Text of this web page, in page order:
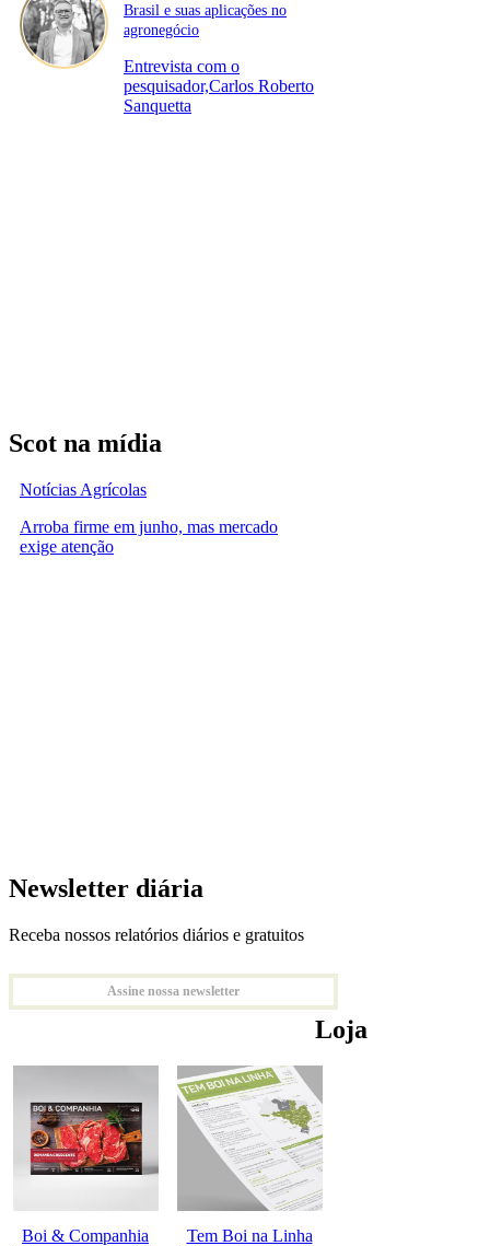
Brasil e suas aplicações no
agronegócio
Entrevista com o
pesquisador,Carlos Roberto
Sanquetta
Scot na mídia
Notícias Agrícolas
Arroba firme em junho, mas mercado
exige atenção
Newsletter diária
Receba nossos relatórios diários e gratuitos
Assine nossa newsletter
Loja
Boi & Companhia
Tem Boi na Linha